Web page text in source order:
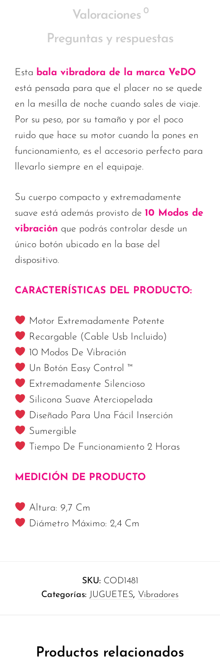
Valoraciones 0
Preguntas y respuestas
Esta bala vibradora de la marca VeDO
está pensada para que el placer no se quede
en la mesilla de noche cuando sales de viaje.
Por su peso, por su tamaño y por el poco
ruido que hace su motor cuando la pones en
funcionamiento, es el accesorio perfecto para
llevarlo siempre en el equipaje.
Su cuerpo compacto y extremadamente
suave está además provisto de 10 Modos de
vibración que podrás controlar desde un
único botón ubicado en la base del
dispositivo.
CARACTERÍSTICAS DEL PRODUCTO:
Motor Extremadamente Potente
Recargable (Cable Usb Incluido)
10 Modos De Vibración
Un Botón Easy Control ™
Extremadamente Silencioso
Silicona Suave Aterciopelada
Diseñado Para Una Fácil Inserción
Sumergible
Tiempo De Funcionamiento 2 Horas
MEDICIÓN DE PRODUCTO
Altura: 9,7 Cm
Diámetro Máximo: 2,4 Cm
SKU: COD1481
Categorías: JUGUETES, Vibradores
Productos relacionados